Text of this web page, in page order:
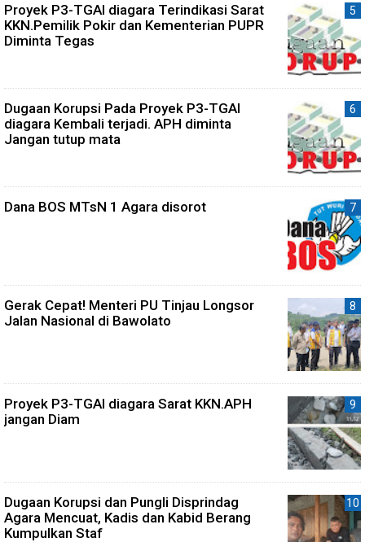
Proyek P3-TGAI diagara Terindikasi Sarat
KKN.Pemilik Pokir dan Kementerian PUPR
Diminta Tegas
Dugaan Korupsi Pada Proyek P3-TGAI
diagara Kembali terjadi. APH diminta
Jangan tutup mata
Dana BOS MTsN 1 Agara disorot
Gerak Cepat! Menteri PU Tinjau Longsor
Jalan Nasional di Bawolato
Proyek P3-TGAI diagara Sarat KKN.APH
jangan Diam
Dugaan Korupsi dan Pungli Disprindag
Agara Mencuat, Kadis dan Kabid Berang
Kumpulkan Staf